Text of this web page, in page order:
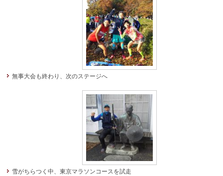
無事大会も終わり、次のステージへ
雪がちらつく中、東京マラソンコースを試走